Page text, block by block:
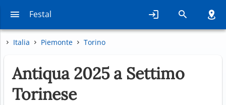
Festal
Italia Piemonte Torino
Antiqua 2025 a Settimo
Torinese